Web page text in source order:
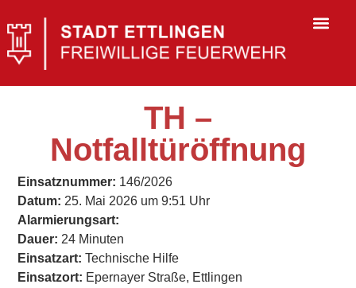
TH –
Notfalltüröffnung
Einsatznummer: 146/2026
Datum: 25. Mai 2026 um 9:51 Uhr
Alarmierungsart:
Dauer: 24 Minuten
Einsatzart: Technische Hilfe
Einsatzort: Epernayer Straße, Ettlingen